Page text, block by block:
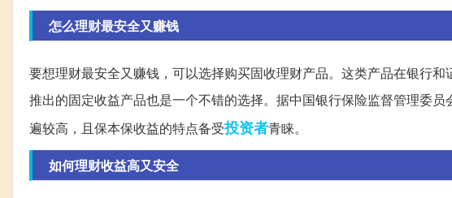
怎么理财最安全又赚钱
要想理财最安全又赚钱，可以选择购买固收理财产品。这类产品在银行和
推出的固定收益产品也是一个不错的选择。据中国银行保险监督管理委
遍较高，且保本保收益的特点备受投资者青睐。
如何理财收益高又安全